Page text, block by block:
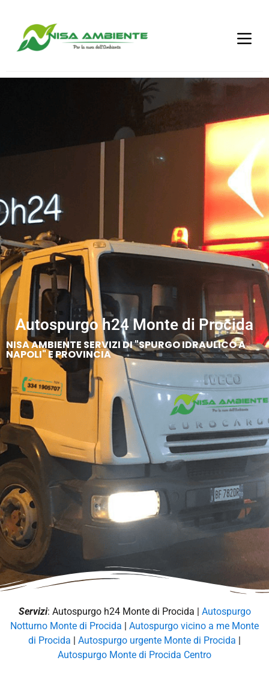
Autospurgo h24 Monte di Procida
NISA AMBIENTE SERVIZI DI "SPURGO IDRAULICO A
NAPOLI" E PROVINCIA
Servizi: Autospurgo h24 Monte di Procida | Autospurgo
Notturno Monte di Procida | Autospurgo vicino a me Monte
di Procida | Autospurgo urgente Monte di Procida |
Autospurgo Monte di Procida Centro